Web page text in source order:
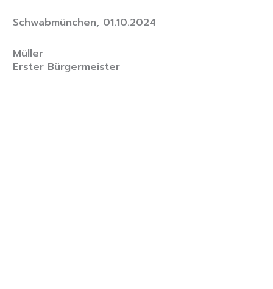
Schwabmünchen, 01.10.2024
Müller
Erster Bürgermeister